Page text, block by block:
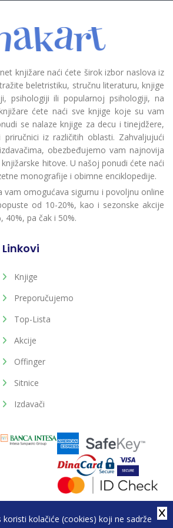
kolačiće (cookies) koji ne sadrže
knjižare naći ćete širok izbor naslova iz
beletristiku, stručnu literaturu, knjige
psihologiji ili popularnoj psihologiji, na
ćete naći sve knjige koje su vam
se nalaze knjige za decu i tinejdžere,
iz različitih oblasti. Zahvaljujući
obezbeđujemo vam najnovija
hitove. U našoj ponudi ćete naći
monografije i obimne enciklopedije.
vam omogućava sigurnu i povoljnu online
od 10-20%, kao i sezonske akcije
40%, pa čak i 50%.
Linkovi
Knjige
Preporučujemo
Top-Lista
Akcije
Offinger
Sitnice
Izdavači